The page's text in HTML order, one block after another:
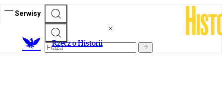
Serwisy
Rzecz o Historii